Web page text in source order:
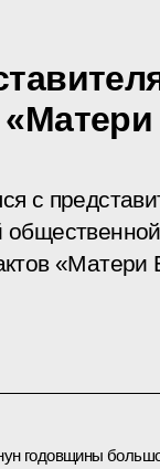
с
«Матери
годовщины